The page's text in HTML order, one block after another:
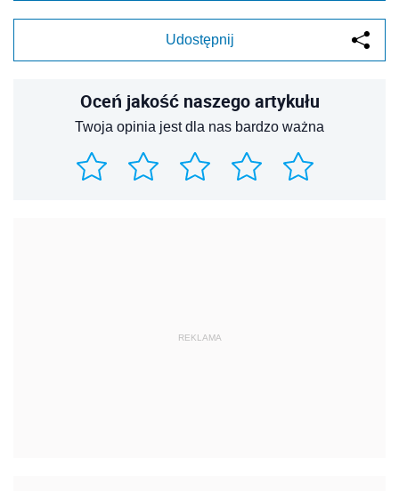
Udostępnij
Oceń jakość naszego artykułu
Twoja opinia jest dla nas bardzo ważna
REKLAMA